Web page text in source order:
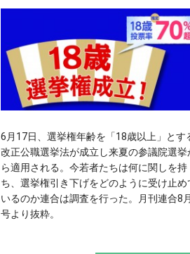
6月17日、選挙権年齢を「18歳以上」とす
改正公職選挙法が成立し来夏の参議院選挙
ら適用される。今若者たちは何に関しを持
ち、選挙権引き下げをどのように受け止め
いるのか連合は調査を行った。月刊連合8月
号より抜粋。